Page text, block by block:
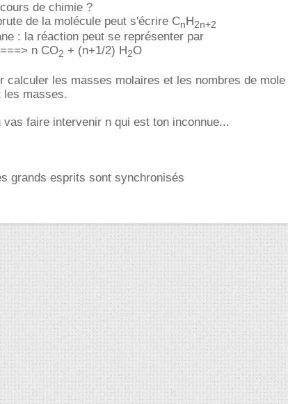
de chimie ?
de la molécule peut s'écrire CnH2n+2
: la réaction peut se représenter par
===> n CO2 + (n+1/2) H2O
calculer les masses molaires et les nombres de mole
les masses.
faire intervenir n qui est ton inconnue...
grands esprits sont synchronisés